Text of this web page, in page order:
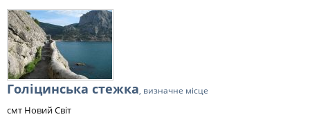
Голіцинська стежка, визначне місце
смт Новий Світ